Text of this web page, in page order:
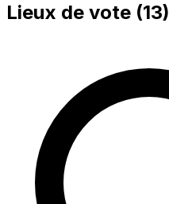
Lieux de vote (13)